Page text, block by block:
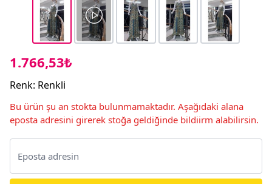
1.766,53₺
Renk: Renkli
Bu ürün şu an stokta bulunmamaktadır. Aşağıdaki alana
eposta adresini girerek stoğa geldiğinde bildiirm alabilirsin.